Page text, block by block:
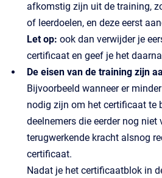
afkomstig zijn uit de training,
of leerdoelen, en deze eerst
Let op: ook dan verwijder je
certificaat en geef je het
De eisen van de training zijn
Bijvoorbeeld wanneer er
nodig zijn om het certificaat te
deelnemers die eerder nog niet
terugwerkende kracht alsnog
certificaat.
Nadat je het certificaatblok in